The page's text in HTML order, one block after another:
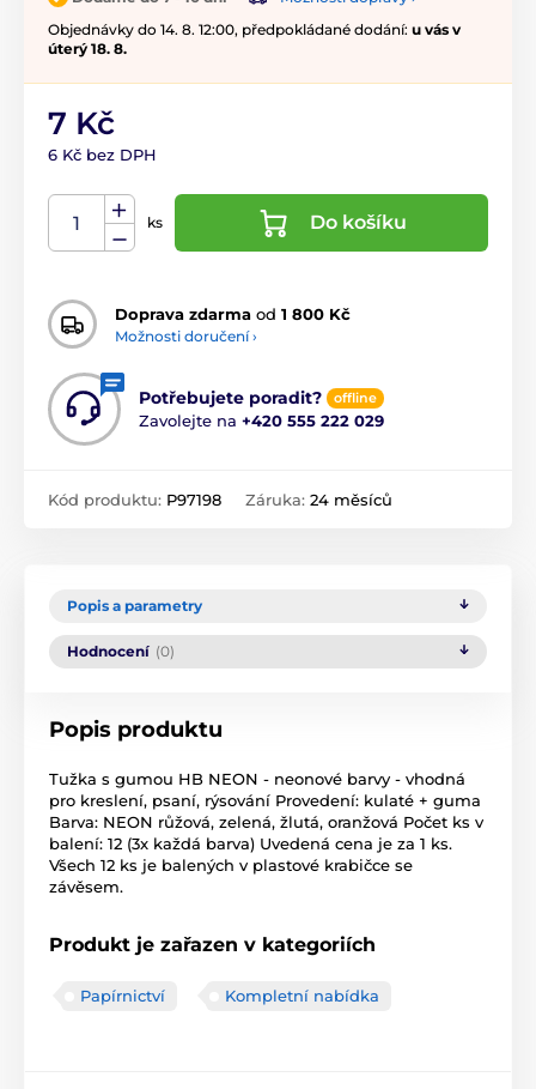
Objednávky do 14. 8. 12:00, předpokládané dodání: u vás v
úterý 18. 8.
7 Kč
6 Kč bez DPH
ks Do košíku
Doprava zdarma od 1 800 Kč
Možnosti doručení ›
Potřebujete poradit? offline
Zavolejte na +420 555 222 029
Kód produktu: P97198 Záruka: 24 měsíců
Popis a parametry
Hodnocení (0)
Popis produktu
Tužka s gumou HB NEON - neonové barvy - vhodná
pro kreslení, psaní, rýsování Provedení: kulaté + guma
Barva: NEON růžová, zelená, žlutá, oranžová Počet ks v
balení: 12 (3x každá barva) Uvedená cena je za 1 ks.
Všech 12 ks je balených v plastové krabičce se
závěsem.
Produkt je zařazen v kategoriích
Papírnictví Kompletní nabídka